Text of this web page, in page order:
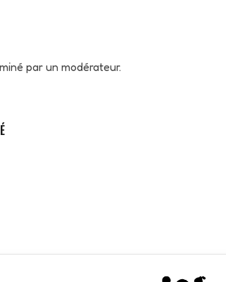
par un modérateur.